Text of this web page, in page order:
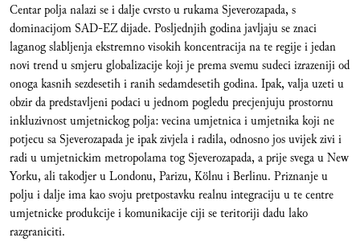
Centar polja nalazi se i dalje cvrsto u rukama Sjeverozapada, s
dominacijom SAD-EZ dijade. Posljednjih godina javljaju se znaci
laganog slabljenja ekstremno visokih koncentracija na te regije i jedan
novi trend u smjeru globalizacije koji je prema svemu sudeci izrazeniji od
onoga kasnih sezdesetih i ranih sedamdesetih godina. Ipak, valja uzeti u
obzir da predstavljeni podaci u jednom pogledu precjenjuju prostornu
inkluzivnost umjetnickog polja: vecina umjetnica i umjetnika koji ne
potjecu sa Sjeverozapada je ipak zivjela i radila, odnosno jos uvijek zivi i
radi u umjetnickim metropolama tog Sjeverozapada, a prije svega u New
Yorku, ali takodjer u Londonu, Parizu, Kölnu i Berlinu. Priznanje u
polju i dalje ima kao svoju pretpostavku realnu integraciju u te centre
umjetnicke produkcije i komunikacije ciji se teritoriji dadu lako
razgraniciti.